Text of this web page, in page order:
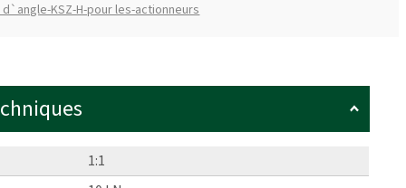
d`angle-KSZ-H-pour les-actionneurs
1:1